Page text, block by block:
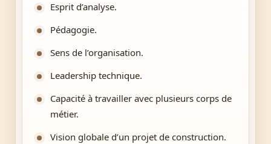
Esprit d’analyse.
Pédagogie.
Sens de l’organisation.
Leadership technique.
Capacité à travailler avec plusieurs corps de
métier.
Vision globale d’un projet de construction.